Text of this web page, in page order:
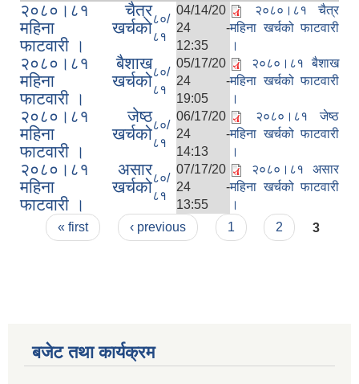
२०८०।८१ चैत्र
महिना खर्चको
फाटवारी ।
८०/
८१
04/14/20
24 -
12:35
२०८०।८१ चैत्र
महिना खर्चको फाटवारी
।
२०८०।८१ बैशाख
महिना खर्चको
फाटवारी ।
८०/
८१
05/17/20
24 -
19:05
२०८०।८१ बैशाख
महिना खर्चको फाटवारी
।
२०८०।८१ जेष्ठ
महिना खर्चको
फाटवारी ।
८०/
८१
06/17/20
24 -
14:13
२०८०।८१ जेष्ठ
महिना खर्चको फाटवारी
।
२०८०।८१ असार
महिना खर्चको
फाटवारी ।
८०/
८१
07/17/20
24 -
13:55
२०८०।८१ असार
महिना खर्चको फाटवारी
।
Pages
« first ‹ previous 1 2 3
बजेट तथा कार्यक्रम